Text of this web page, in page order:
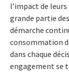
l’impact de
grande partie
démarche
consommation
dans chaque
engagement se